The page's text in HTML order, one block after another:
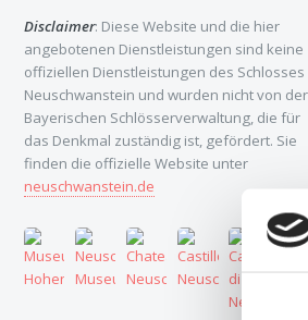
Disclaimer: Diese Website und die hier
angebotenen Dienstleistungen sind keine
offiziellen Dienstleistungen des Schlosses
Neuschwanstein und wurden nicht von der
Bayerischen Schlösserverwaltung, die für
das Denkmal zuständig ist, gefördert. Sie
finden die offizielle Website unter
neuschwanstein.de